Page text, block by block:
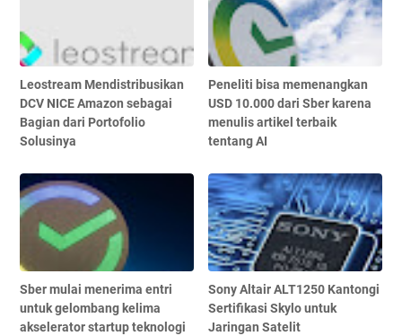
Leostream Mendistribusikan
DCV NICE Amazon sebagai
Bagian dari Portofolio
Solusinya
Peneliti bisa memenangkan
USD 10.000 dari Sber karena
menulis artikel terbaik
tentang AI
Sber mulai menerima entri
untuk gelombang kelima
akselerator startup teknologi
Sony Altair ALT1250 Kantongi
Sertifikasi Skylo untuk
Jaringan Satelit